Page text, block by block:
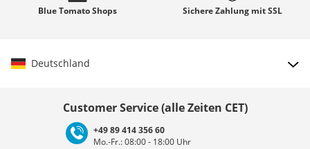
Blue TomatoShops Sichere Zahlung mitSSL
Deutschland
Deutschland Österreich
Customer Service (alle Zeiten CET)
+49 89 414 356 60
Mo.-Fr.: 08:00 - 18:00 Uhr